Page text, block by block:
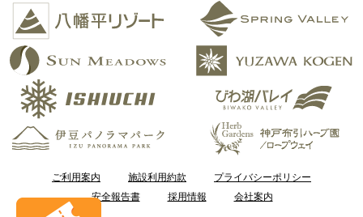
ご利用案内 施設利用約款
プライバシーポリシー
安全報告書
採用情報 会社案内